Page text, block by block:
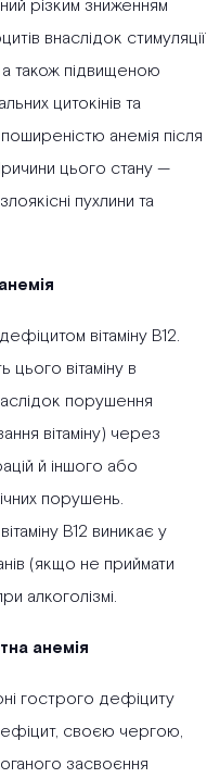
різким зниженням
внаслідок стимуляції
а також підвищеною
цитокінів та
анемія після
цього стану —
пухлини та
вітаміну В12.
цього вітаміну в
порушення
вітаміну) через
й іншого або
порушень.
B12 виникає у
(якщо не приймати
алкоголізмі.
анемія
гострого дефіциту
своєю чергою,
засвоєння